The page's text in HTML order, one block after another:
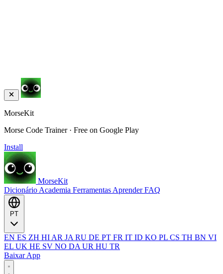
MorseKit
Morse Code Trainer · Free on Google Play
Install
MorseKit
Dicionário Academia Ferramentas AprenderFAQ
EN ES ZH HI AR JA RU DE PT FR IT ID KO PL CS TH BN VI
EL UK HE SV NO DA UR HU TR
Baixar App